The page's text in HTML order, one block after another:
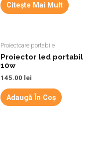
Citește Mai Mult
Proiectoare portabile
Proiector led portabil
10w
145.00 lei
Adaugă În Coș